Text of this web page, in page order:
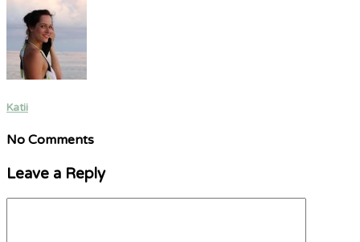
Katii
No Comments
Leave a Reply